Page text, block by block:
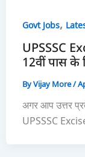
Govt Jobs,
UPSSSC
12वीं पास
ByVijay More/
अगर आप उत्तर
UPSSSC